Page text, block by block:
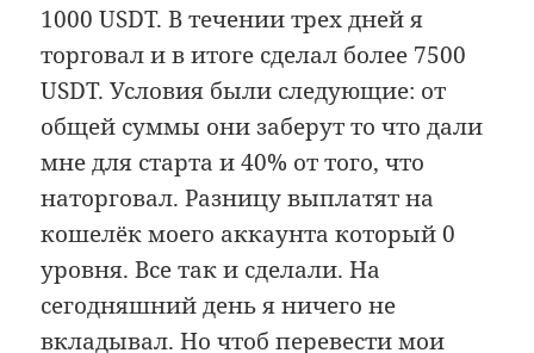
1000 USDT. В течении трех дней я
торговал и в итоге сделал более 7500
USDT. Условия были следующие: от
общей суммы они заберут то что дали
мне для старта и 40% от того, что
наторговал. Разницу выплатят на
кошелёк моего аккаунта который 0
уровня. Все так и сделали. На
сегодняшний день я ничего не
вкладывал. Но чтоб перевести мои